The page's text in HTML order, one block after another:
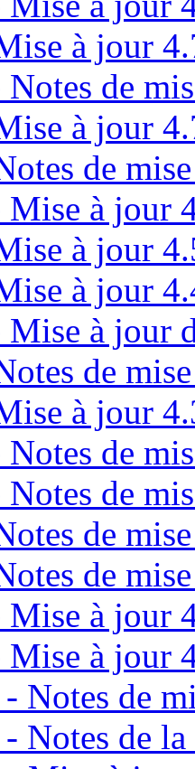
à jour
de
à jour
de
Mise à jour
à jour
à jour
à jour
de
à jour
de
de
de
de
à jour
à jour
Notes de
Notes de